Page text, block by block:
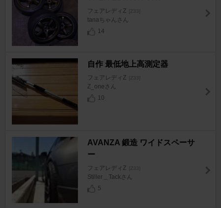
フェアレディZ [Z33]
tanaちゃんさん
14
自作 最低地上高測定器
フェアレディZ [Z33]
Z_oneさん
10
AVANZA 鍛造 ワイドスペーサ
ー
フェアレディZ [Z33]
Stiller＿Tackさん
5